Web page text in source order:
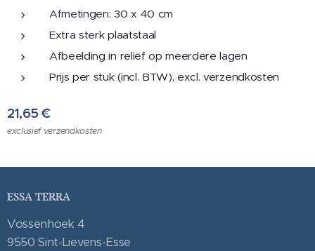
Afmetingen: 30 x 40 cm
Extra sterk plaatstaal
Afbeelding in reliëf op meerdere lagen
Prijs per stuk (incl. BTW), excl. verzendkosten
21,65 €
exclusief verzendkosten
ESSA TERRA
Vossenhoek 4
9550 Sint-Lievens-Esse